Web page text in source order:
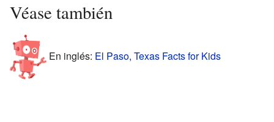
Véase también
En inglés: El Paso, Texas Facts for Kids